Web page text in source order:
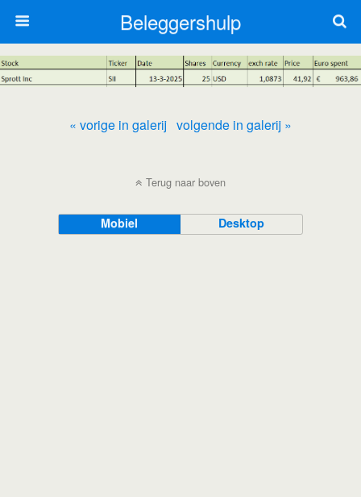
Beleggershulp
« vorige in galerij volgende in galerij »
Terug naar boven
Mobiel Desktop